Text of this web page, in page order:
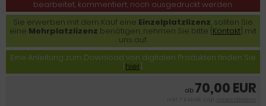
bearbeitet, kommentiert, noch ausgedruckt werden.
Sie erwerben mit dem Kauf eine Einzelplatzlizenz, sollten Sie
eine Mehrplatzlizenz benötigen, nehmen Sie bitte [ Kontakt ] mit
uns auf.
Eine Anleitung zum Download von digitalen Produkten finden Sie
hier ].
ab 70,00 EUR
inkl. 7 % MwSt. zzgl. Versandkosten